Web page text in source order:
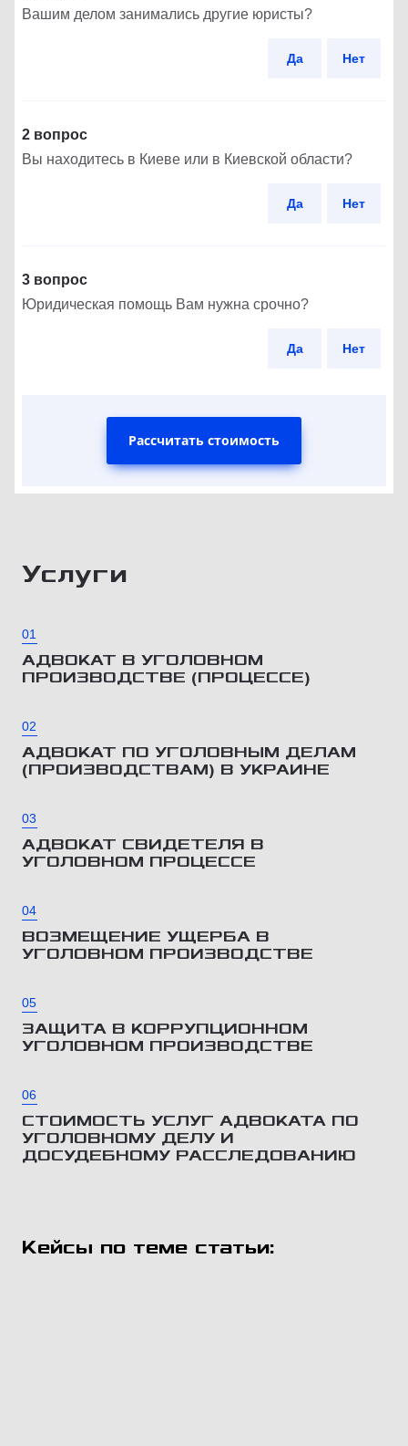
Вашим делом занимались другие юристы?
Да Нет
2 вопрос
Вы находитесь в Киеве или в Киевской области?
Да Нет
3 вопрос
Юридическая помощь Вам нужна срочно?
Да Нет
Рассчитать стоимость
Услуги
01
АДВОКАТ В УГОЛОВНОМ
ПРОИЗВОДСТВЕ (ПРОЦЕССЕ)
02
АДВОКАТ ПО УГОЛОВНЫМ ДЕЛАМ
(ПРОИЗВОДСТВАМ) В УКРАИНЕ
03
АДВОКАТ СВИДЕТЕЛЯ В
УГОЛОВНОМ ПРОЦЕССЕ
04
ВОЗМЕЩЕНИЕ УЩЕРБА В
УГОЛОВНОМ ПРОИЗВОДСТВЕ
05
ЗАЩИТА В КОРРУПЦИОННОМ
УГОЛОВНОМ ПРОИЗВОДСТВЕ
06
СТОИМОСТЬ УСЛУГ АДВОКАТА ПО
УГОЛОВНОМУ ДЕЛУ И
ДОСУДЕБНОМУ РАССЛЕДОВАНИЮ
Кейсы по теме статьи: